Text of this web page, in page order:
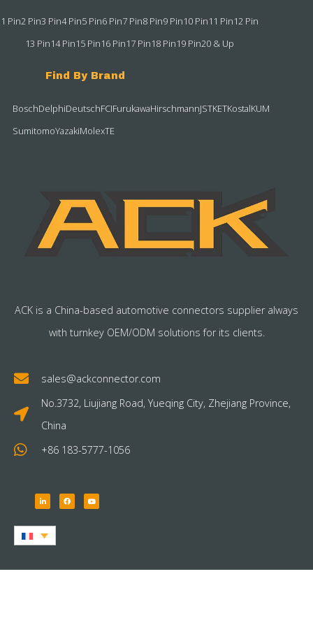
1 Pin2 Pin3 Pin4 Pin5 Pin6 Pin7 Pin8 Pin9 Pin10 Pin11 Pin12 Pin
13 Pin14 Pin15 Pin16 Pin17 Pin18 Pin19 Pin20 & Up
Find By Brand
BoschDelphiDeutschFCIFurukawaHirschmannJSTKETKostalKUM
SumitomoYazakiMolexTE
ACK is a China-based automotive connectors supplier always
with turnkey OEM/ODM solutions for its clients.
sales@ackconnector.com
No.3732, Liujiang Road, Yueqing City, Zhejiang Province,
China
+86 183-5777-1056